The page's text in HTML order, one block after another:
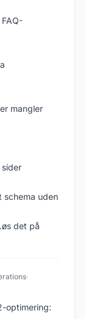
mangler
schema uden
det på
·
optimering: